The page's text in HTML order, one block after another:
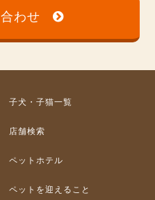
わせ
子犬・子猫一覧
店舗検索
ペットホテル
ペットを迎えること